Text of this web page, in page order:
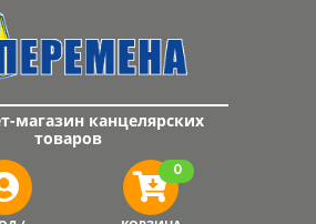
магазин канцелярских
товаров
0